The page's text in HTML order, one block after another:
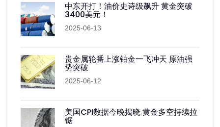
中东开打！油价史诗级飙升 黄金突破
3400美元！
2025-06-13
贵金属轮番上涨铂金一飞冲天 原油强
势突破
2025-06-12
美国CPI数据今晚揭晓 黄金多空持续拉
锯